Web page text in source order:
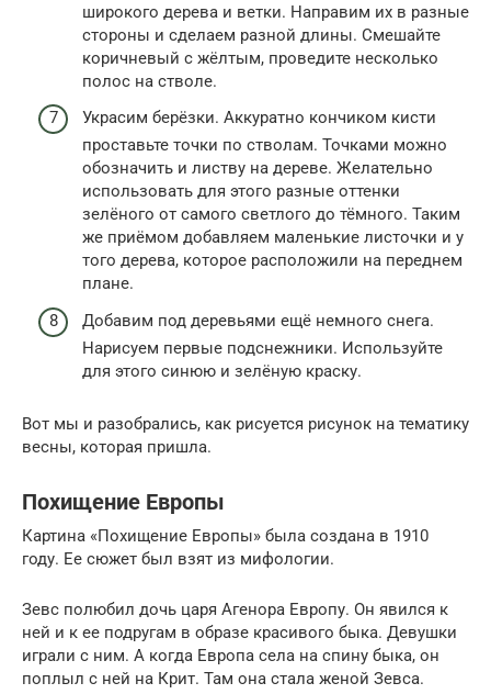
широкого дерева и ветки. Направим их в разные
стороны и сделаем разной длины. Смешайте
коричневый с жёлтым, проведите несколько
полос на стволе.
Украсим берёзки. Аккуратно кончиком кисти
проставьте точки по стволам. Точками можно
обозначить и листву на дереве. Желательно
использовать для этого разные оттенки
зелёного от самого светлого до тёмного. Таким
же приёмом добавляем маленькие листочки и у
того дерева, которое расположили на переднем
плане.
Добавим под деревьями ещё немного снега.
Нарисуем первые подснежники. Используйте
для этого синюю и зелёную краску.
Вот мы и разобрались, как рисуется рисунок на тематику
весны, которая пришла.
Похищение Европы
Картина «Похищение Европы» была создана в 1910
году. Ее сюжет был взят из мифологии.
Зевс полюбил дочь царя Агенора Европу. Он явился к
ней и к ее подругам в образе красивого быка. Девушки
играли с ним. А когда Европа села на спину быка, он
поплыл с ней на Крит. Там она стала женой Зевса.